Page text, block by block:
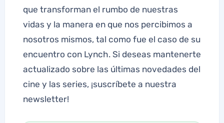
que transforman el rumbo de nuestras
vidas y la manera en que nos percibimos a
nosotros mismos, tal como fue el caso de su
encuentro con Lynch. Si deseas mantenerte
actualizado sobre las últimas novedades del
cine y las series, ¡suscríbete a nuestra
newsletter!